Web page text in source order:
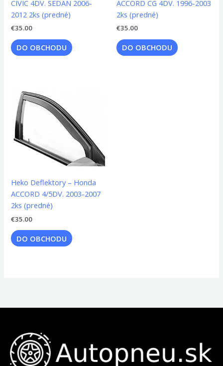
CIVIC 4DV. SEDAN 2006-
2012 2ks (predné)
€35.00
DO OBCHODU
ACCORD CG 4DV. 1996-2003
2ks (predné)
€35.00
DO OBCHODU
Heko Deflektory – Honda
ACCORD 4/5DV. 2003-2007
2ks (predné)
€35.00
DO OBCHODU